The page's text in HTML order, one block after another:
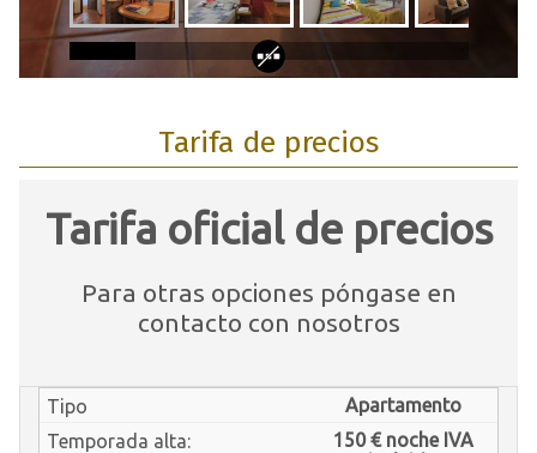
Tarifa de precios